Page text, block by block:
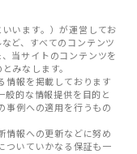
います。）が運営してお
ど、すべてのコンテンツ
当サイトのコンテンツを
みなします。
情報を掲載しております
般的な情報提供を目的と
事例への適用を行うもの
情報への更新などに努め
ついていかなる保証も一